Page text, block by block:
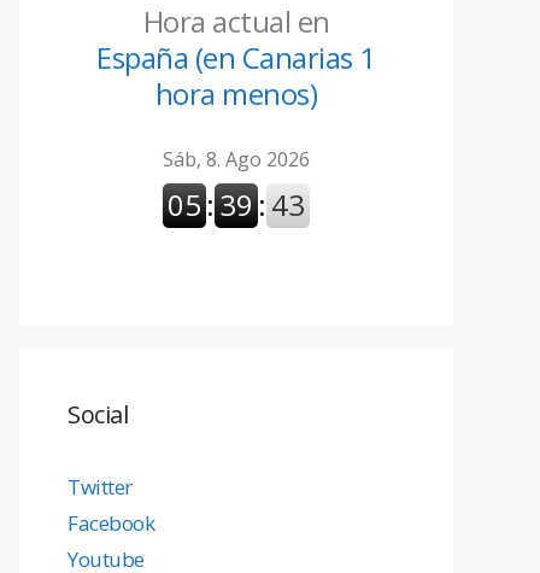
Hora actual en
España (en Canarias 1
hora menos)
Social
Twitter
Facebook
Youtube